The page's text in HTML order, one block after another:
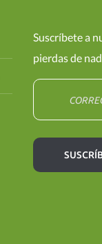
Suscríbete a
pierdas de